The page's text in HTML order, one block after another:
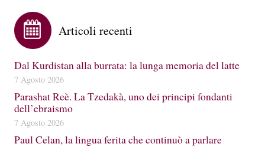
Articoli recenti
Dal Kurdistan alla burrata: la lunga memoria del latte
7 Agosto 2026
Parashat Reè. La Tzedakà, uno dei principi fondanti
dell’ebraismo
7 Agosto 2026
Paul Celan, la lingua ferita che continuò a parlare